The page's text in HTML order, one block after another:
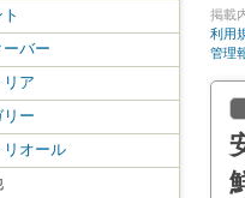
掲載
利用
管理
ト
バー
リア
リー
リオール